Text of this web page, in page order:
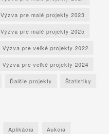
Výzva pre malé projekty 2023
Výzva pre malé projekty 2025
Výzva pre veľké projekty 2022
Výzva pre veľké projekty 2024
Ďalšie projekty Štatistiky
Aplikácia Aukcia